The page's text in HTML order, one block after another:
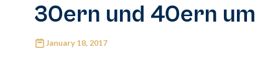
30ern und 40ern um
January 18, 2017